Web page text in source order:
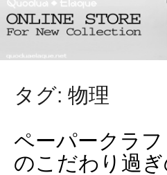
タグ: 物理
ペーパークラ
のこだわり過ぎ